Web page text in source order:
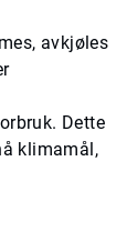
avkjøles
Dette
klimamål,